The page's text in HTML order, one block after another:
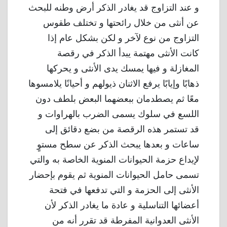
و عند التزاوج قد يغادر الذكر أرض وطنه للبحث
عن أنثى من خلال رائحتها و تختلف طقوس
التزاوج من نوع لآخر و لكن بشكل عام إذا
كانت الأنثى مهتمة يبدأ الذكر في رقصة
المغازلة و فيها يمسك يدى الأنثى و يحركها
ذهابًا وإيابًا يرفع الاثنان ذيولهم و أحيانًا يلامسوها
معًا ثم يصطدمان ببعضهما البعض بلطف دون
اللسع في سلوك يسمى الضرب بالهراوات و
قد تستمر هذه الرقصة من بضع دقائق إلى
ساعات و بعدها يبحث الذكر عن سطح مستوٍ
لإيداع حزمة الحيوانات المنوية الخاصة به والتي
تسمى حامل الحيوانات المنوية ثم يقوم بإحضار
الأنثى إلى الحزمة و التي تدفعها في فتحة
أعضائها التناسلية و عادة ما يغادر الذكر لأن
الأنثى العدوانية المفرطة قد تقرر أنه من